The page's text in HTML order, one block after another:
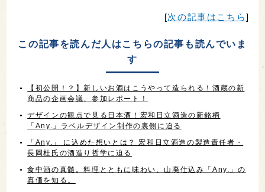
[次の記事はこちら]
この記事を読んだ人はこちらの記事も読んでいま
す
【初公開！？】新しいお酒はこうやって造られる！酒蔵の新
商品の企画会議、参加レポート！
デザインの観点で見る日本酒！宏和日立酒造の新銘柄
「Any.」ラベルデザイン制作の裏側に迫る
「Any.」 に込めた想いとは？ 宏和日立酒造の製造責任者・
長岡杜氏の酒造り哲学に迫る
食中酒の真髄。料理とともに味わい、山廃仕込み「Any.」の
真価を知る。